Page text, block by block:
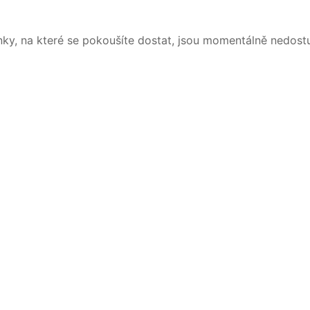
na které se pokoušíte dostat, jsou momentálně